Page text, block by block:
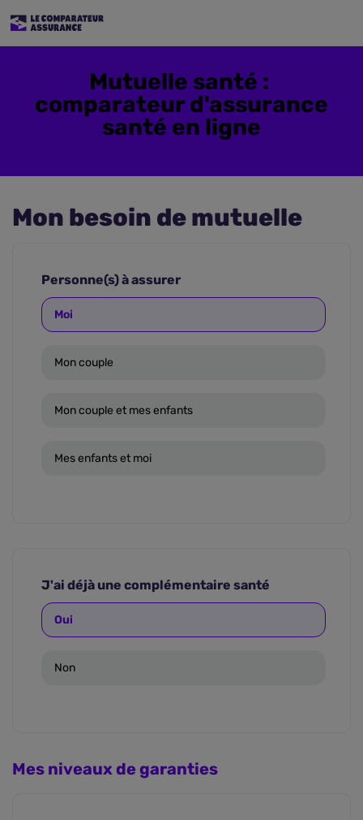
Mutuelle santé :
comparateur d'assurance
santé en ligne
Mon besoin de mutuelle
Personne(s) à assurer
Moi
Mon couple
Mon couple et mes enfants
Mes enfants et moi
J'ai déjà une complémentaire santé
Oui
Non
Mes niveaux de garanties